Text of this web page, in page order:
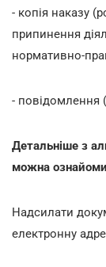
- копія наказу
припинення
нормативно-
- повідомлення
Детальніше з
можна
Надсилати
електронну